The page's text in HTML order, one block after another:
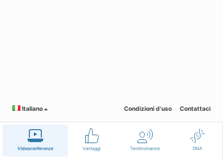
Videoconferenze Vantaggi Testimonianze DNA
Italiano Condizioni d'uso Contattaci